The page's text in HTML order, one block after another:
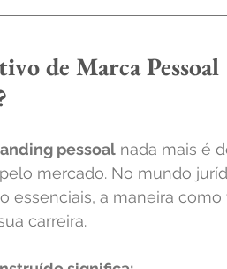
de Marca Pessoal
pessoal nada mais é
mercado. No mundo
essenciais, a maneira
carreira.